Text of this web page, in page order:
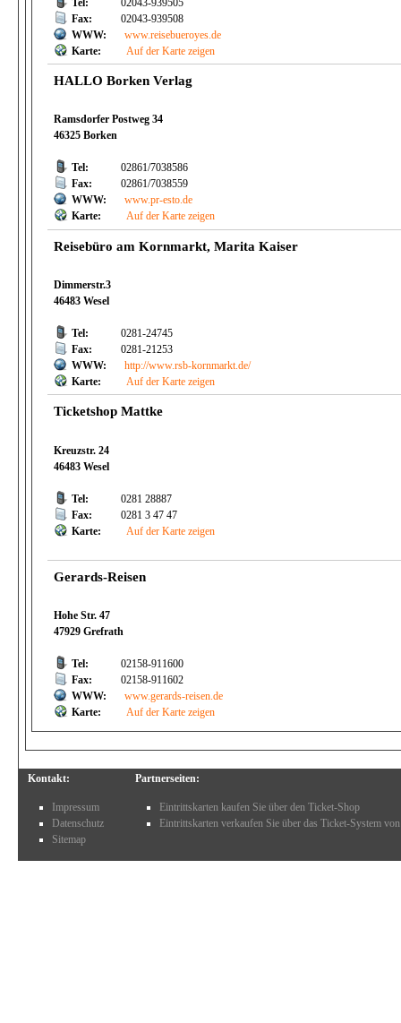
Fax:
02043-939508
WWW:
www.reisebueroyes.de
Karte:
Auf der Karte zeigen
HALLO Borken Verlag
Ramsdorfer Postweg 34
46325 Borken
Tel:
02861/7038586
Fax:
02861/7038559
WWW:
www.pr-esto.de
Karte:
Auf der Karte zeigen
Reisebüro am Kornmarkt, Marita Kaiser
Dimmerstr.3
46483 Wesel
Tel:
0281-24745
Fax:
0281-21253
WWW:
http://www.rsb-kornmarkt.de/
Karte:
Auf der Karte zeigen
Ticketshop Mattke
Kreuzstr. 24
46483 Wesel
Tel:
0281 28887
Fax:
0281 3 47 47
Karte:
Auf der Karte zeigen
Gerards-Reisen
Hohe Str. 47
47929 Grefrath
Tel:
02158-911600
Fax:
02158-911602
WWW:
www.gerards-reisen.de
Karte:
Auf der Karte zeigen
Kontakt:
Impressum
Datenschutz
Sitemap
Partnerseiten:
Eintrittskarten kaufen Sie über den Ticket-Shop
Eintrittskarten verkaufen Sie über das Ticket-System